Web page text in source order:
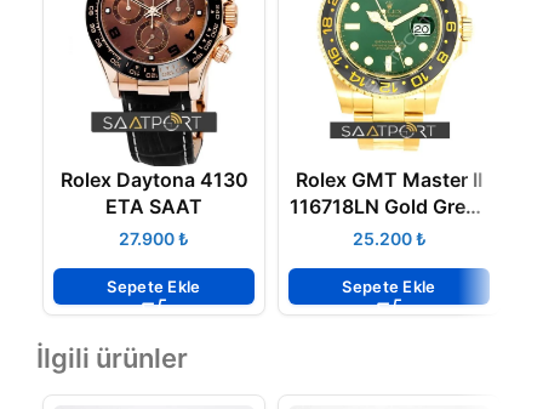
Rolex Daytona 4130
ETA SAAT
₺
Sepete Ekle
Rolex GMT Master II
116718LN Gold Green
ETA 3186 ETA
₺
Sepete Ekle
İlgili ürünler